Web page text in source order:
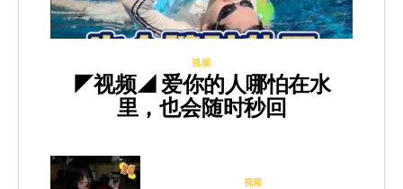
视频
◤视频◢ 爱你的人哪怕在水
里，也会随时秒回
视频